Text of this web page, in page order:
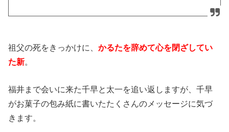
祖父の死をきっかけに、かるたを辞めて心を閉ざしてい
た新。
福井まで会いに来た千早と太一を追い返しますが、千早
がお菓子の包み紙に書いたたくさんのメッセージに気づ
きます。